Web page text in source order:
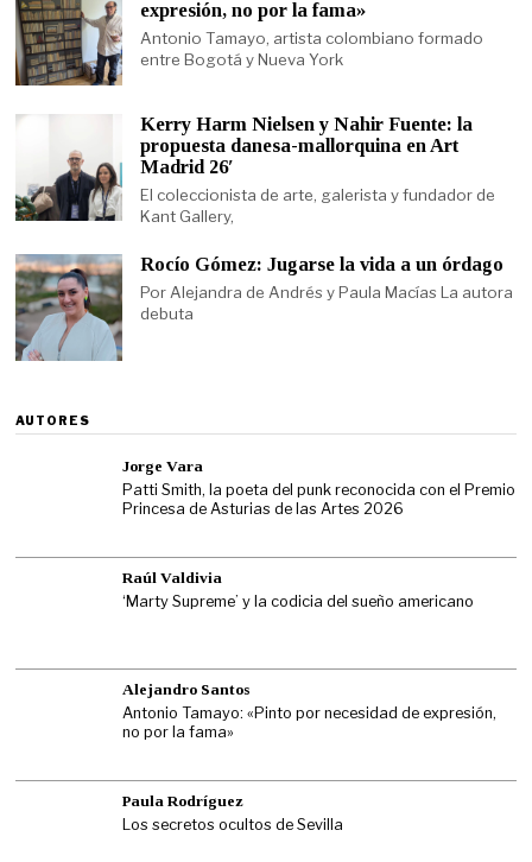
expresión, no por la fama»
Antonio Tamayo, artista colombiano formado
entre Bogotá y Nueva York
Kerry Harm Nielsen y Nahir Fuente: la
propuesta danesa-mallorquina en Art
Madrid 26′
El coleccionista de arte, galerista y fundador de
Kant Gallery,
Rocío Gómez: Jugarse la vida a un órdago
Por Alejandra de Andrés y Paula Macías La autora
debuta
AUTORES
Jorge Vara
Patti Smith, la poeta del punk reconocida con el Premio
Princesa de Asturias de las Artes 2026
Raúl Valdivia
‘Marty Supreme’ y la codicia del sueño americano
Alejandro Santos
Antonio Tamayo: «Pinto por necesidad de expresión,
no por la fama»
Paula Rodríguez
Los secretos ocultos de Sevilla